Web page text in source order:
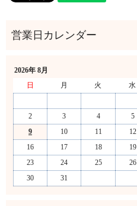
2026年 8月
日
月 火 水
2
3 4 5
9
10 11 12
16
17 18 19
23
24 25 26
30
31